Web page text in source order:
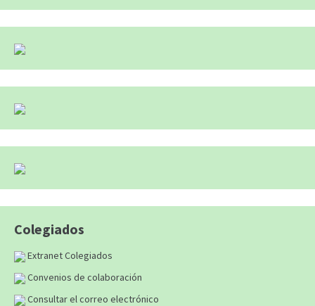
Colegiados
Extranet Colegiados
Convenios de colaboración
Consultar el correo electrónico